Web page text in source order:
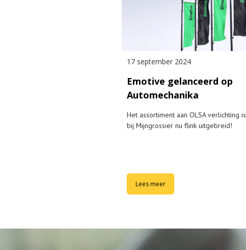
17 september 2024
Emotive gelanceerd op
Automechanika
Het assortiment aan OLSA verlichting is
bij Mijngrossier nu flink uitgebreid!
Lees meer